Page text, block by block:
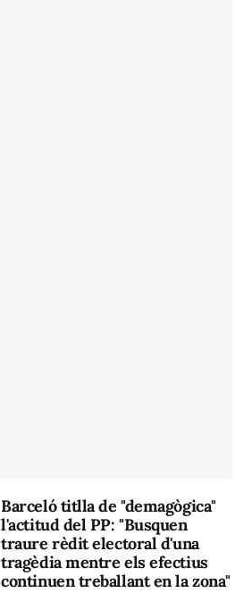
Barceló titlla de "demagògica"
l'actitud del PP: "Busquen
traure rèdit electoral d'una
tragèdia mentre els efectius
continuen treballant en la zona"